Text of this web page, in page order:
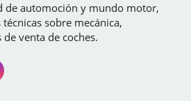
de automoción y mundo motor,
sobre mecánica,
venta de coches.